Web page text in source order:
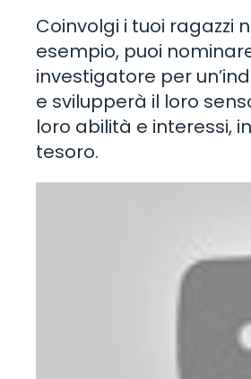
Coinvolgi i tuoi ragazzi
esempio, puoi
investigatore per
e svilupperà il loro
loro abilità e interessi,
tesoro.